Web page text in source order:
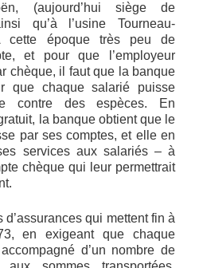
(aujourd’hui siège de
qu’à l’usine Tourneau-
cette époque très peu de
et pour que l’employeur
chèque, il faut que la banque
que chaque salarié puisse
contre des espèces. En
la banque obtient que le
par ses comptes, et elle en
services aux salariés – à
chèque qui leur permettrait
qui mettent fin à
en exigeant que chaque
d’un nombre de